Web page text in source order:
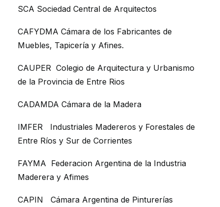
SCA Sociedad Central de Arquitectos
CAFYDMA Cámara de los Fabricantes de
Muebles, Tapicería y Afines.
CAUPER Colegio de Arquitectura y Urbanismo
de la Provincia de Entre Rios
CADAMDA Cámara de la Madera
IMFER Industriales Madereros y Forestales de
Entre Ríos y Sur de Corrientes
FAYMA Federacion Argentina de la Industria
Maderera y Afimes
CAPIN Cámara Argentina de Pinturerías